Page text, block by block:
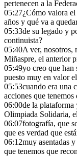
pertenecen a la
05:27¿Cómo valora
años y qué va a
05:33de su legado y
continuista?
05:40A ver, nosotros,
Miñaspre, el anterior
05:49yo creo que han
puesto muy en valor
05:53cuando era una
acciones que tenemos
06:00de la plataforma
Olimpiada Solidaria,
06:07fotografía, que
que es verdad que
06:12muy asentadas
que tenemos que